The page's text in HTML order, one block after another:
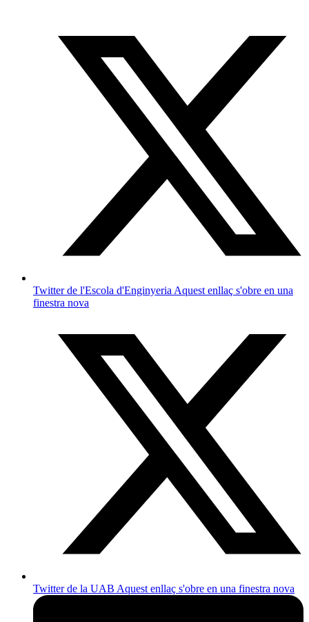
Twitter de l'Escola d'Enginyeria Aquest enllaç s'obre en una
finestra nova
Twitter de la UAB Aquest enllaç s'obre en una finestra nova